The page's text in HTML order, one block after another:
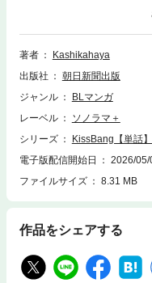
ゅーなんてしたいと思うんだ
みつる）が突如、声をかけ
興奮するんだって」（第1話
人が高校生になり、やがて大
著者
Kashikahaya
出版社
朝日新聞出版
ジャンル
BLマンガ
レーベル
ソノラマ＋
シリーズ
KissBang【単話】
電子版配信開始日
2026/05/
ファイルサイズ
8.31 MB
作品をシェアする